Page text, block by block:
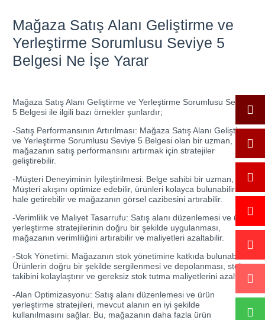
Mağaza Satış Alanı Geliştirme ve
Yerleştirme Sorumlusu Seviye 5
Belgesi Ne İşe Yarar
Mağaza Satış Alanı Geliştirme ve Yerleştirme Sorumlusu Seviye
5 Belgesi ile ilgili bazı örnekler şunlardır;
-Satış Performansının Artırılması: Mağaza Satış Alanı Geliştirme
ve Yerleştirme Sorumlusu Seviye 5 Belgesi olan bir uzman,
mağazanın satış performansını artırmak için stratejiler
geliştirebilir.
-Müşteri Deneyiminin İyileştirilmesi: Belge sahibi bir uzman,
Müşteri akışını optimize edebilir, ürünleri kolayca bulunabilir
hale getirebilir ve mağazanın görsel cazibesini artırabilir.
-Verimlilik ve Maliyet Tasarrufu: Satış alanı düzenlemesi ve ürün
yerleştirme stratejilerinin doğru bir şekilde uygulanması,
mağazanın verimliliğini artırabilir ve maliyetleri azaltabilir.
-Stok Yönetimi: Mağazanın stok yönetimine katkıda bulunabilir.
Ürünlerin doğru bir şekilde sergilenmesi ve depolanması, stok
takibini kolaylaştırır ve gereksiz stok tutma maliyetlerini azaltır.
-Alan Optimizasyonu: Satış alanı düzenlemesi ve ürün
yerleştirme stratejileri, mevcut alanın en iyi şekilde
kullanılmasını sağlar. Bu, mağazanın daha fazla ürün